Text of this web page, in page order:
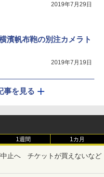
2019年7月29日
濱帆布鞄の別注カメラト
2019年7月19日
事を見る
1週間 1カ月
中止へ チケットが買えないなど